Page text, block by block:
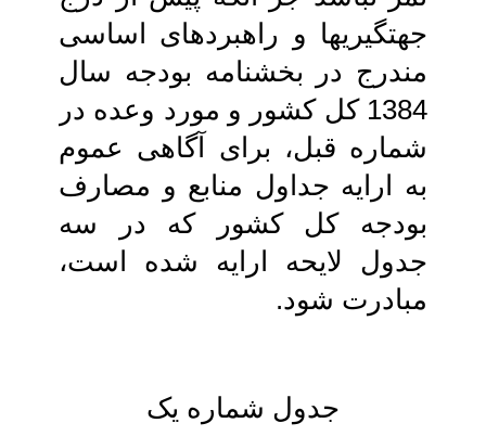
جهتگیری‏ها و راهبردهای اساسی‏
مندرج در بخشنامه بودجه سال
1384 کل‏ کشور و مورد وعده در
شماره قبل، برای‏ آگاهی عموم
به ارایه جداول منابع و مصارف‏
بودجه کل کشور که در سه
جدول لایحه ارایه‏ شده است،
مبادرت شود.
جدول شماره یک‏